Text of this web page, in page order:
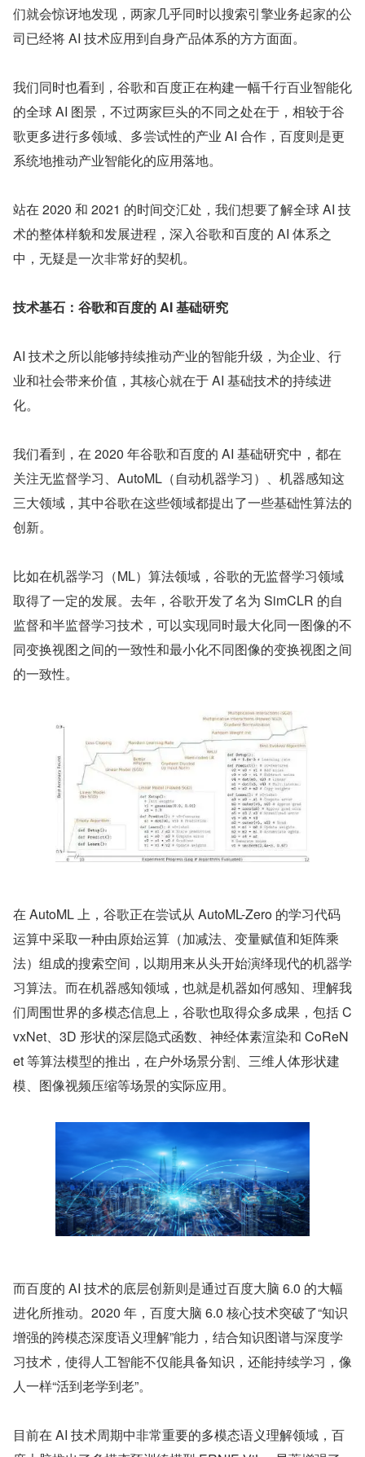
们就会惊讶地发现，两家几乎同时以搜索引擎业务起家的公
司已经将 AI 技术应用到自身产品体系的方方面面。
我们同时也看到，谷歌和百度正在构建一幅千行百业智能化
的全球 AI 图景，不过两家巨头的不同之处在于，相较于谷
歌更多进行多领域、多尝试性的产业 AI 合作，百度则是更
系统地推动产业智能化的应用落地。
站在 2020 和 2021 的时间交汇处，我们想要了解全球 AI 技
术的整体样貌和发展进程，深入谷歌和百度的 AI 体系之
中，无疑是一次非常好的契机。
技术基石：谷歌和百度的 AI 基础研究
AI 技术之所以能够持续推动产业的智能升级，为企业、行
业和社会带来价值，其核心就在于 AI 基础技术的持续进
化。
我们看到，在 2020 年谷歌和百度的 AI 基础研究中，都在
关注无监督学习、AutoML（自动机器学习）、机器感知这
三大领域，其中谷歌在这些领域都提出了一些基础性算法的
创新。
比如在机器学习（ML）算法领域，谷歌的无监督学习领域
取得了一定的发展。去年，谷歌开发了名为 SimCLR 的自
监督和半监督学习技术，可以实现同时最大化同一图像的不
同变换视图之间的一致性和最小化不同图像的变换视图之间
的一致性。
在 AutoML 上，谷歌正在尝试从 AutoML-Zero 的学习代码
运算中采取一种由原始运算（加减法、变量赋值和矩阵乘
法）组成的搜索空间，以期用来从头开始演绎现代的机器学
习算法。而在机器感知领域，也就是机器如何感知、理解我
们周围世界的多模态信息上，谷歌也取得众多成果，包括 C
vxNet、3D 形状的深层隐式函数、神经体素渲染和 CoReN
et 等算法模型的推出，在户外场景分割、三维人体形状建
模、图像视频压缩等场景的实际应用。
而百度的 AI 技术的底层创新则是通过百度大脑 6.0 的大幅
进化所推动。2020 年，百度大脑 6.0 核心技术突破了“知识
增强的跨模态深度语义理解”能力，结合知识图谱与深度学
习技术，使得人工智能不仅能具备知识，还能持续学习，像
人一样“活到老学到老”。
目前在 AI 技术周期中非常重要的多模态语义理解领域，百